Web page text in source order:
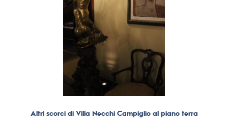
Altri scorci di Villa Necchi Campiglio al piano terra